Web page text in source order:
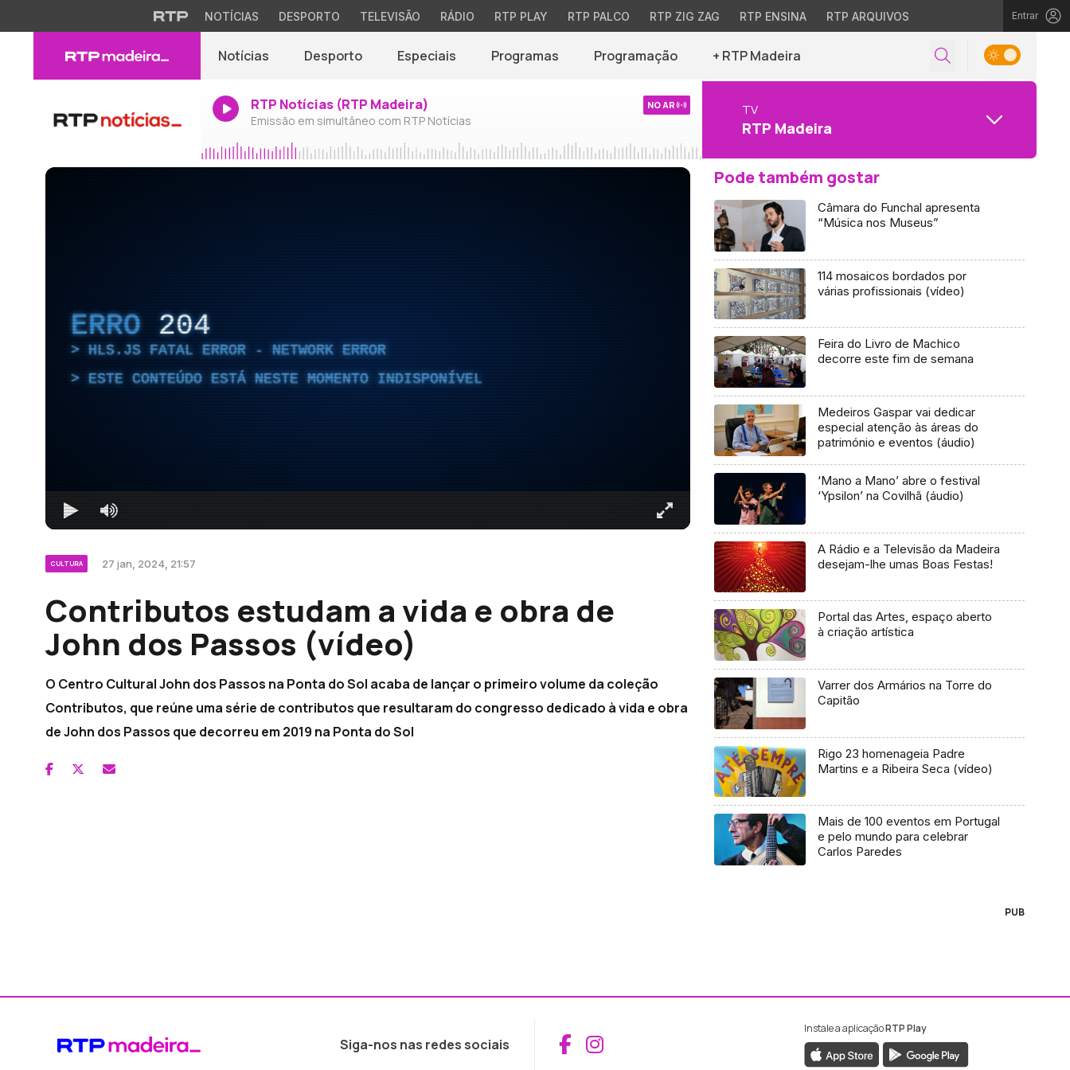
NOTÍCIAS DESPORTO TELEVISÃO RÁDIO RTP PLAY RTP PALCO RTP ZIG ZAG RTP ENSINA RTP ARQUIVOS Entrar
Notícias Desporto Especiais Programas Programação + RTP Madeira
RTP Notícias (RTP Madeira)
Emissão em simultâneo com RTP Notícias
NO AR TV
RTP Madeira
ERRO 204
HLS.JS FATAL ERROR - NETWORK ERROR
ESTE CONTEÚDO ESTÁ NESTE MOMENTO INDISPONÍVEL
CULTURA 27 jan, 2024, 21:57
Contributos estudam a vida e obra de
John dos Passos (vídeo)
O Centro Cultural John dos Passos na Ponta do Sol acaba de lançar o primeiro volume da coleção
Contributos, que reúne uma série de contributos que resultaram do congresso dedicado à vida e obra
de John dos Passos que decorreu em 2019 na Ponta do Sol
Pode também gostar
Câmara do Funchal apresenta
“Música nos Museus”
114 mosaicos bordados por
várias profissionais (vídeo)
Feira do Livro de Machico
decorre este fim de semana
Medeiros Gaspar vai dedicar
especial atenção às áreas do
património e eventos (áudio)
‘Mano a Mano’ abre o festival
‘Ypsilon’ na Covilhã (áudio)
A Rádio e a Televisão da Madeira
desejam-lhe umas Boas Festas!
Portal das Artes, espaço aberto
à criação artística
Varrer dos Armários na Torre do
Capitão
Rigo 23 homenageia Padre
Martins e a Ribeira Seca (vídeo)
Mais de 100 eventos em Portugal
e pelo mundo para celebrar
Carlos Paredes
PUB
Siga-nos nas redes sociais Aceder ao Facebook da RTP Madeira
Aceder ao Instagram da RTP Madeira
Instale a aplicaçãoRTP Play